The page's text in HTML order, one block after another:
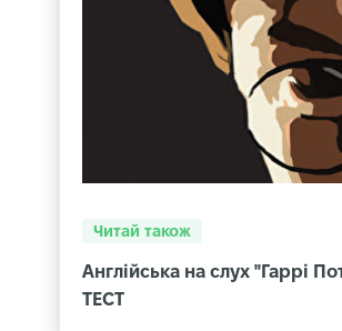
Читай також
Англійська на слух "Гаррі
ТЕСТ